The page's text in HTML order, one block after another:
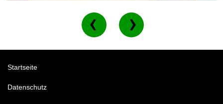
Startseite
Datenschutz